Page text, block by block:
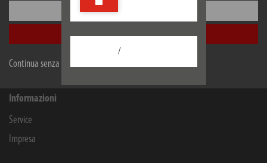
Configurare
Accetta tutti
Continua senza accettare
/
6340Baar/ZG
Facebook
Informazioni
Service
Impresa